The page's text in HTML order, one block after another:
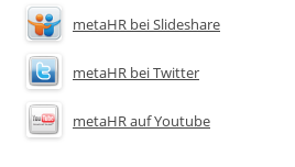
metaHR bei Slideshare
metaHR bei Twitter
metaHR auf Youtube